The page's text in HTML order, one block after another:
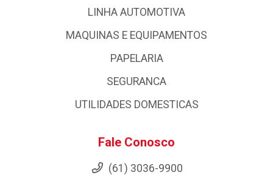
LINHA AUTOMOTIVA
MAQUINAS E EQUIPAMENTOS
PAPELARIA
SEGURANCA
UTILIDADES DOMESTICAS
Fale Conosco
(61) 3036-9900